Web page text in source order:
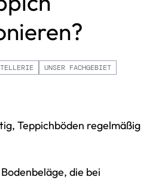
UNSER FACHGEBIET
Teppichböden regelmäßig
die bei